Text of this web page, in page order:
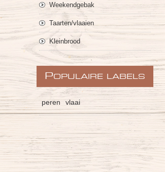
Weekendgebak
Taarten/vlaaien
Kleinbrood
POPULAIRE LABELS
peren vlaai